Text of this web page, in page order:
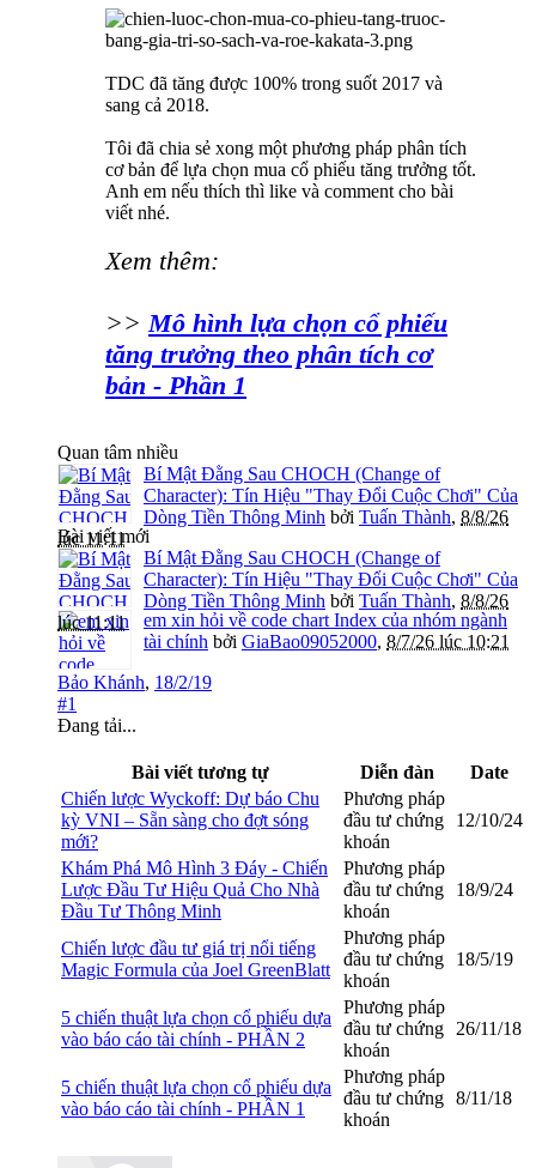
TDC đã tăng được 100% trong suốt 2017 và
sang cả 2018.
Tôi đã chia sẻ xong một phương pháp phân tích
cơ bản để lựa chọn mua cổ phiếu tăng trưởng tốt.
Anh em nếu thích thì like và comment cho bài
viết nhé.
Xem thêm:
>>Mô hình lựa chọn cổ phiếu
tăng trưởng theo phân tích cơ
bản - Phần 1
Quan tâm nhiều
Bí Mật Đằng Sau CHOCH (Change of
Character): Tín Hiệu "Thay Đổi Cuộc Chơi" Của
Dòng Tiền Thông Minh bởi Tuấn Thành, 8/8/26
lúc 11:11
Bài viết mới
Bí Mật Đằng Sau CHOCH (Change of
Character): Tín Hiệu "Thay Đổi Cuộc Chơi" Của
Dòng Tiền Thông Minh bởi Tuấn Thành, 8/8/26
lúc 11:11
em xin hỏi về code chart Index của nhóm ngành
tài chính bởi GiaBao09052000, 8/7/26 lúc 10:21
Bảo Khánh, 18/2/19
#1
Đang tải...
Bài viết tương tự Diễn đàn
Date
Chiến lược Wyckoff: Dự báo Chu
kỳ VNI – Sẵn sàng cho đợt sóng
mới?
Phương pháp
đầu tư chứng
khoán
12/10/24
Khám Phá Mô Hình 3 Đáy - Chiến
Lược Đầu Tư Hiệu Quả Cho Nhà
Đầu Tư Thông Minh
Phương pháp
đầu tư chứng
khoán
18/9/24
Chiến lược đầu tư giá trị nổi tiếng
Magic Formula của Joel GreenBlatt
Phương pháp
đầu tư chứng
khoán
18/5/19
5 chiến thuật lựa chọn cổ phiếu dựa
vào báo cáo tài chính - PHẦN 2
Phương pháp
đầu tư chứng
khoán
26/11/18
5 chiến thuật lựa chọn cổ phiếu dựa
vào báo cáo tài chính - PHẦN 1
Phương pháp
đầu tư chứng
khoán
8/11/18